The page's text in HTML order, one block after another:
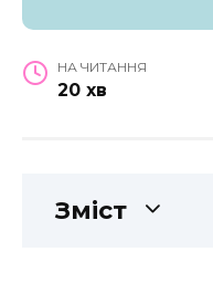
НА ЧИТАННЯ
20 хв
Зміст